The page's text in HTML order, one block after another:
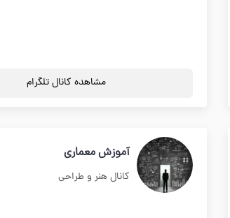
مشاهده کانال تلگرام
آموزش معماری
کانال هنر و طراحی